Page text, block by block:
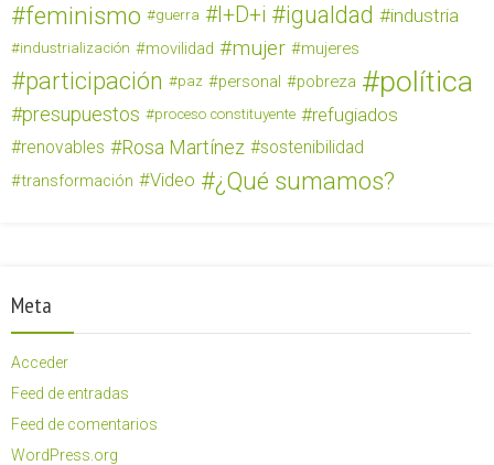
feminismo guerra I+D+i igualdad industria
industrialización movilidad mujer mujeres
participación paz personal pobreza política
presupuestos proceso constituyente refugiados
renovables Rosa Martínez sostenibilidad
transformación Video ¿Qué sumamos?
Meta
Acceder
Feed de entradas
Feed de comentarios
WordPress.org